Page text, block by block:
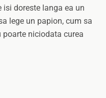
isi doreste langa ea un
lege un papion, cum sa
poarte niciodata curea